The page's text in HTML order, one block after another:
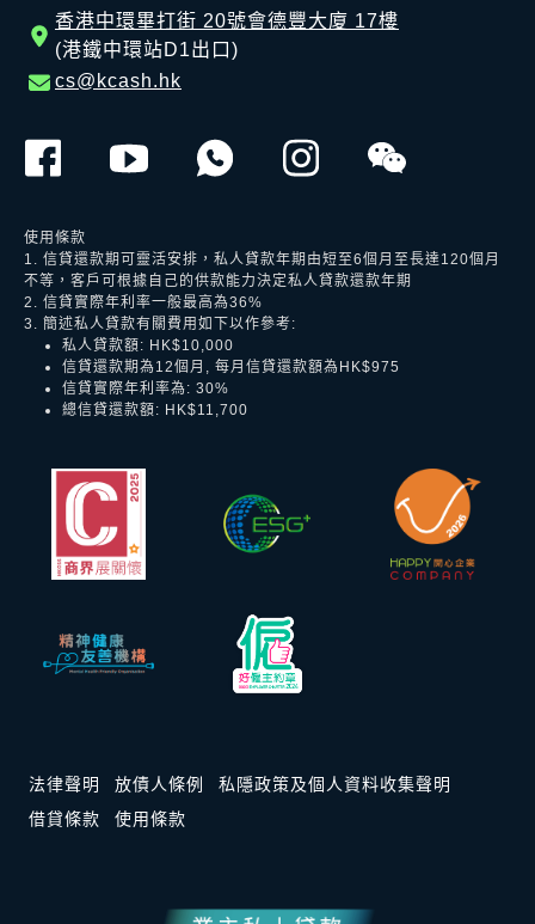
香港中環畢打街 20號會德豐大廈 17樓
(港鐵中環站D1出口)
cs@kcash.hk
使用條款
1. 信貸還款期可靈活安排，私人貸款年期由短至6個月至長達120個月
不等，客戶可根據自己的供款能力決定私人貸款還款年期
2. 信貸實際年利率一般最高為36%
3. 簡述私人貸款有關費用如下以作參考:
私人貸款額: HK$10,000
信貸還款期為12個月, 每月信貸還款額為HK$975
信貸實際年利率為: 30%
總信貸還款額: HK$11,700
法律聲明 放債人條例
私隱政策及個人資料收集聲明
借貸條款
使用條款